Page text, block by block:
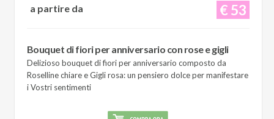
€ 53
a partire da
Bouquet di fiori per anniversario con rose e gigli
Delizioso bouquet di fiori per anniversario composto da
Roselline chiare e Gigli rosa: un pensiero dolce per manifestare
i Vostri sentimenti